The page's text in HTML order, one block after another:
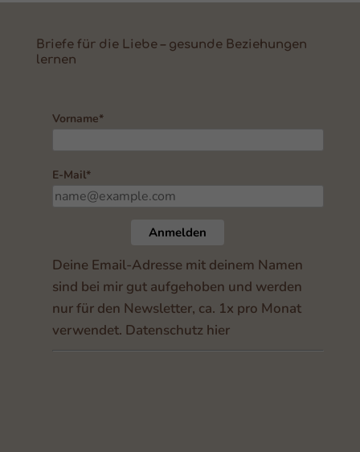
Briefe für die Liebe – gesunde Beziehungen
lernen
Vorname*
E-Mail*
Anmelden
Deine Email-Adresse mit deinem Namen
sind bei mir gut aufgehoben und werden
nur für den Newsletter, ca. 1x pro Monat
verwendet. Datenschutz hier